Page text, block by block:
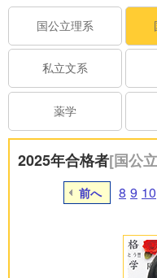
国公立理系
私立文系
薬学
2025年合格者[国公
前へ 8 9 10